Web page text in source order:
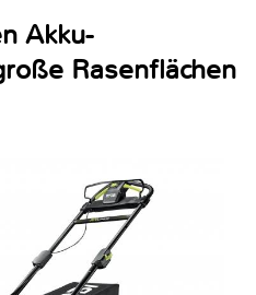
Akku-
Rasenflächen